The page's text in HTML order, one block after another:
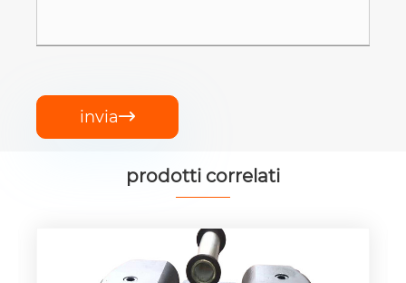
invia
prodotti correlati